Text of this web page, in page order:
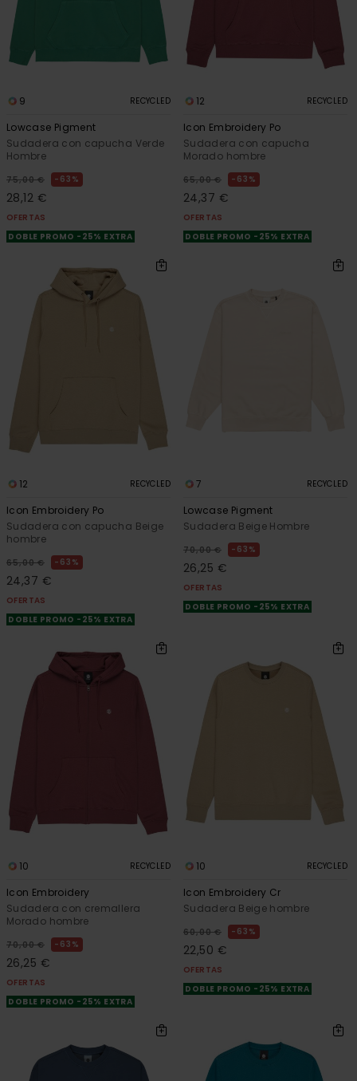
9 RECYCLED
Lowcase Pigment
Sudadera con capucha Verde
Hombre
75,00 € 63%
28,12 €
OFERTAS
DOBLE PROMO -25% EXTRA
12 RECYCLED
Icon Embroidery Po
Sudadera con capucha
Morado hombre
65,00 € 63%
24,37 €
OFERTAS
DOBLE PROMO -25% EXTRA
12 RECYCLED
Icon Embroidery Po
Sudadera con capucha Beige
hombre
65,00 € 63%
24,37 €
OFERTAS
DOBLE PROMO -25% EXTRA
7 RECYCLED
Lowcase Pigment
Sudadera Beige Hombre
70,00 € 63%
26,25 €
OFERTAS
DOBLE PROMO -25% EXTRA
10 RECYCLED
Icon Embroidery
Sudadera con cremallera
Morado hombre
70,00 € 63%
26,25 €
OFERTAS
DOBLE PROMO -25% EXTRA
10 RECYCLED
Icon Embroidery Cr
Sudadera Beige hombre
60,00 € 63%
22,50 €
OFERTAS
DOBLE PROMO -25% EXTRA